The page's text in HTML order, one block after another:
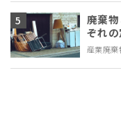
廃棄
ぞれ
産業廃棄